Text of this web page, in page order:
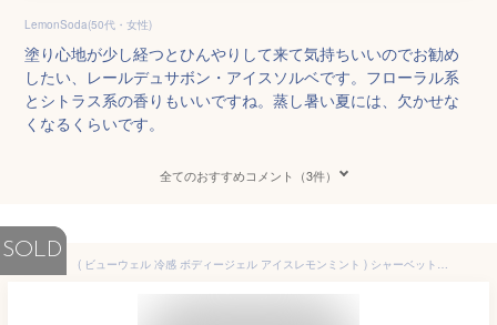
LemonSoda(50代・女性)
塗り心地が少し経つとひんやりして来て気持ちいいのでお勧め
したい、レールデュサボン・アイスソルベです。フローラル系
とシトラス系の香りもいいですね。蒸し暑い夏には、欠かせな
くなるくらいです。
全てのおすすめコメント（3件）
SOLD
( ビューウェル 冷感 ボディージェル アイスレモンミント ) シャーベットジェル ひんやり 爽快 暑さ 冷却 熱中症対策 暑さ対策 涼しい クールダウン 夏用 全身 涼しい 冷え